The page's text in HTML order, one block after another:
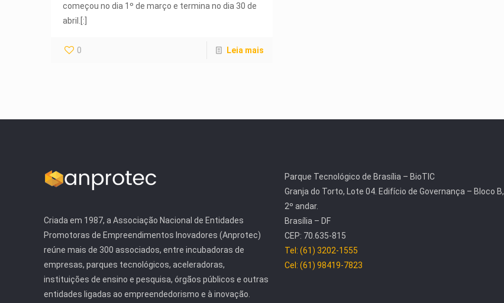
começou no dia 1º de março e termina no dia 30 de
abril.[:]
0 Leia mais
Criada em 1987, a Associação Nacional de Entidades
Promotoras de Empreendimentos Inovadores (Anprotec)
reúne mais de 300 associados, entre incubadoras de
empresas, parques tecnológicos, aceleradoras,
instituições de ensino e pesquisa, órgãos públicos e outras
entidades ligadas ao empreendedorismo e à inovação.
Parque Tecnológico de Brasília – BioTIC
Granja do Torto, Lote 04. Edifício de Governança – Bloco B,
2º andar.
Brasília – DF
CEP: 70.635-815
Tel: (61) 3202-1555
Cel: (61) 98419-7823